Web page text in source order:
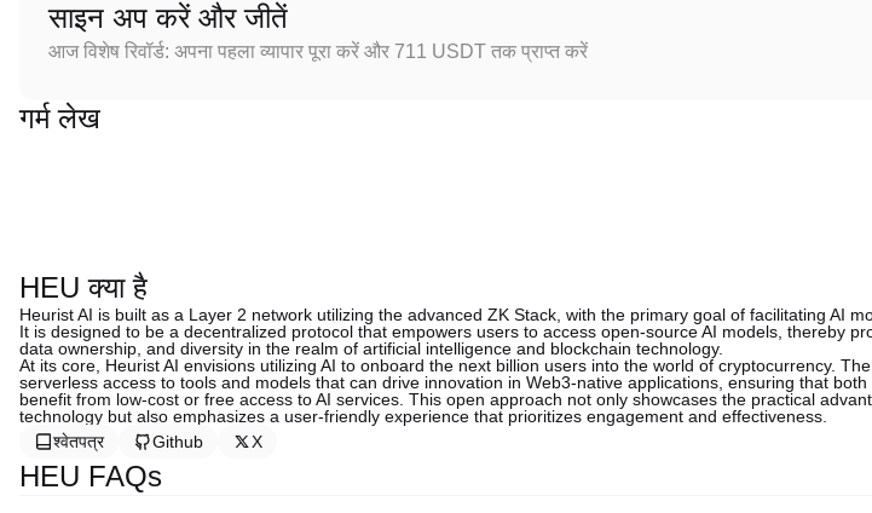
साइन अप करें और जीतें
आज विशेष रिवॉर्ड: अपना पहला व्यापार पूरा करें और 711 USDT तक प्राप्त करें
गर्म लेख
HEU क्या है
Heurist AI is built as a Layer 2 network utilizing the advanced ZK Stack, with the primary goal of facilitating AI
It is designed to be a decentralized protocol that empowers users to access open-source AI models, thereby
data ownership, and diversity in the realm of artificial intelligence and blockchain technology.
At its core, Heurist AI envisions utilizing AI to onboard the next billion users into the world of cryptocurrency.
serverless access to tools and models that can drive innovation in Web3-native applications, ensuring that
benefit from low-cost or free access to AI services. This open approach not only showcases the practical
technology but also emphasizes a user-friendly experience that prioritizes engagement and effectiveness.
श्वेतपत्र
Github X
HEU FAQs